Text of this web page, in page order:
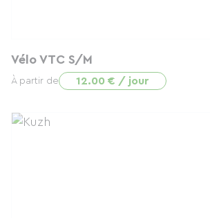
Vélo VTC S/M
À partir de 12.00 € / jour